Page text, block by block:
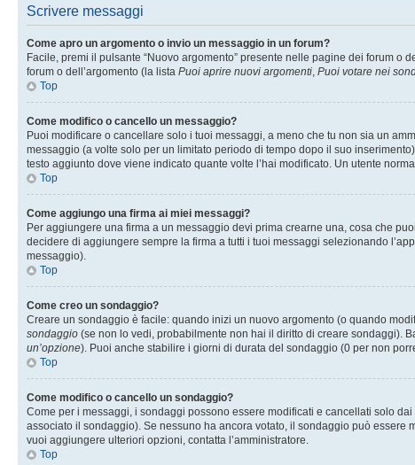
Scrivere messaggi
Come apro un argomento o invio un messaggio in un forum?
Facile, premi il pulsante “Nuovo argomento” presente nelle pagine dei forum
forum o dell’argomento (la lista Puoi aprire nuovi argomenti, Puoi votare nei
Top
Come modifico o cancello un messaggio?
Puoi modificare o cancellare solo i tuoi messaggi, a meno che tu non sia un
messaggio (a volte solo per un limitato periodo di tempo dopo il suo
testo aggiunto dove viene indicato quante volte l’hai modificato. Un utente
Top
Come aggiungo una firma ai miei messaggi?
Per aggiungere una firma a un messaggio devi prima crearne una, cosa che
decidere di aggiungere sempre la firma a tutti i tuoi messaggi selezionando
messaggio).
Top
Come creo un sondaggio?
Creare un sondaggio è facile: quando inizi un nuovo argomento (o quando
sondaggio (se non lo vedi, probabilmente non hai il diritto di creare sondaggi).
un’opzione). Puoi anche stabilire i giorni di durata del sondaggio (0 per non
Top
Come modifico o cancello un sondaggio?
Come per i messaggi, i sondaggi possono essere modificati e cancellati solo
associato il sondaggio). Se nessuno ha ancora votato, il sondaggio può essere
vuoi aggiungere ulteriori opzioni, contatta l’amministratore.
Top